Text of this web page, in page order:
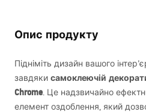
Опис продукту
Підніміть дизайн вашого
завдяки самоклеючій
Chrome. Це надзвичайно
елемент оздоблення, який